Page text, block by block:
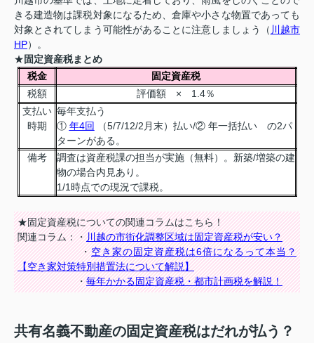
きる建造物は課税対象になるため、倉庫や小さな物置であっても
対象とされてしまう可能性があることに注意しましょう（ 川越市
HP）。
★固定資産税まとめ
税金
固定資産税
税額
評価額 × 1.4％
支払い
時期
毎年支払う
① 年4回 （5/7/12/2月末）払い/② 年一括払い の2パ
ターンがある。
備考
調査は資産税課の担当が実施（無料）。新築/増築の建
物の場合内見あり。
1/1時点での現況で課税。
★固定資産税についての関連コラムはこちら！
関連コラム：・川越の市街化調整区域は固定資産税が安い？
・空き家の固定資産税は6倍になるって本当？
【空き家対策特別措置法について解説】
・毎年かかる固定資産税・都市計画税を解説！
共有名義不動産の固定資産税はだれが払う？